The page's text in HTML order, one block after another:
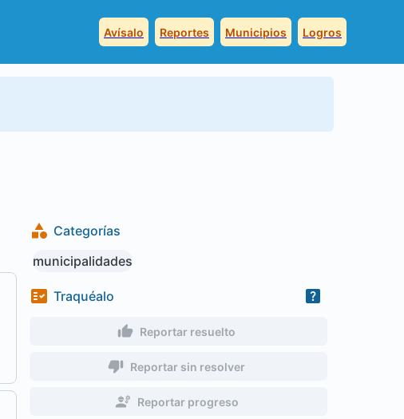
Avísalo Reportes Municipios Logros
Categorías
municipalidades
Traquéalo
Reportar resuelto
Reportar sin resolver
Reportar progreso